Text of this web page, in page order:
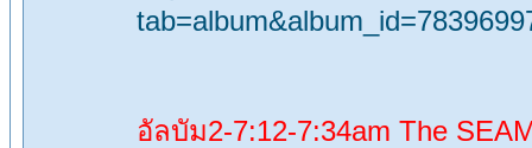
อัลบัม2-7:12-7:34am The